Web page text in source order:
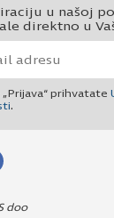
u našoj
direktno u
prihvatate
.
doo